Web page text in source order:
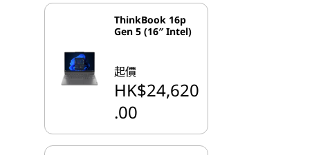
ThinkBook 16p
Gen 5 (16″ Intel)
起價
HK$24,620
.00